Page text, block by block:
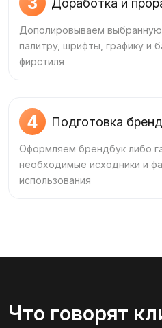
Доработка и
Дополировываем
палитру, шрифты, графику и
фирстиля
4 Подготовка
Оформляем брендбук либо
необходимые исходники и
использования
Что говорят